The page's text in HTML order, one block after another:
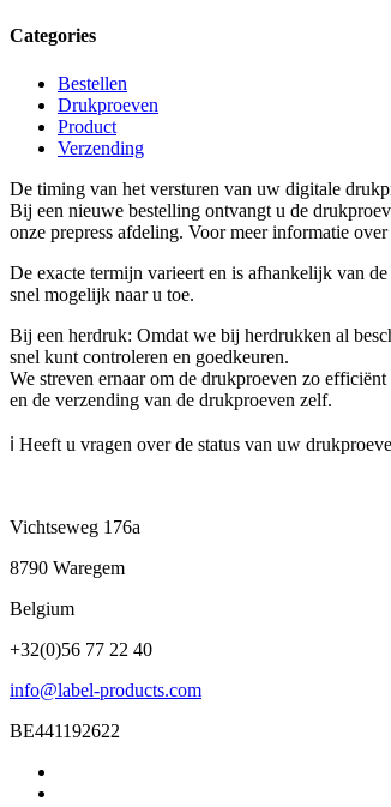
Categories
Bestellen
Drukproeven
Product
Verzending
De timing van het versturen van uw digitale
Bij een nieuwe bestelling ontvangt u de
onze prepress afdeling. Voor meer informatie
De exacte termijn varieert en is afhankelijk van
snel mogelijk naar u toe.
Bij een herdruk: Omdat we bij herdrukken al
snel kunt controleren en goedkeuren.
We streven ernaar om de drukproeven zo
en de verzending van de drukproeven zelf.
ℹ️ Heeft u vragen over de status van uw
Vichtseweg 176a
8790 Waregem
Belgium
+32(0)56 77 22 40
info@label-products.com
BE441192622